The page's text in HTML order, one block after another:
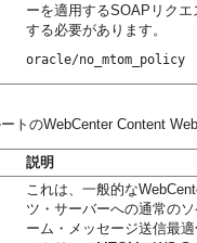
ーを適用するSOAPリク
する必要があります。
トのWebCenter Content
説明
これは、一般的な
ツ・サーバーへの通常の
ーム・メッセージ送信最